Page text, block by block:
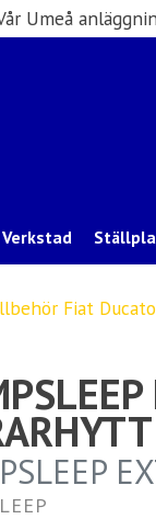
Umeå
Verkstad
Fiat Ducato
NYHET